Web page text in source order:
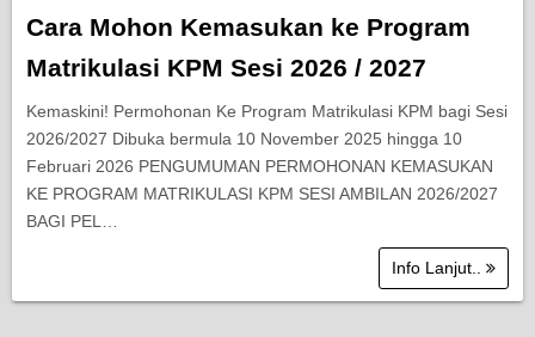
Cara Mohon Kemasukan ke Program
Matrikulasi KPM Sesi 2026 / 2027
Kemaskini! Permohonan Ke Program Matrikulasi KPM bagi Sesi
2026/2027 Dibuka bermula 10 November 2025 hingga 10
Februari 2026 PENGUMUMAN PERMOHONAN KEMASUKAN
KE PROGRAM MATRIKULASI KPM SESI AMBILAN 2026/2027
BAGI PEL…
Info Lanjut..